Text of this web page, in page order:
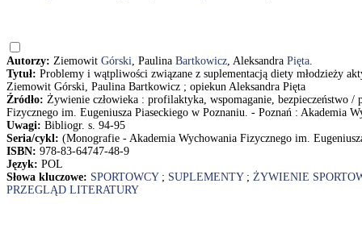
Autorzy: Ziemowit Górski, Paulina Bartkowicz, Aleksandra Pięta.
Tytuł: Problemy i wątpliwości związane z suplementacją diety młodzieży
Ziemowit Górski, Paulina Bartkowicz ; opiekun Aleksandra Pięta
Źródło: Żywienie człowieka : profilaktyka, wspomaganie, bezpieczeństwo
Fizycznego im. Eugeniusza Piaseckiego w Poznaniu. - Poznań : Akademia
Uwagi: Bibliogr. s. 94-95
Seria/cykl: (Monografie - Akademia Wychowania Fizycznego im.
ISBN: 978-83-64747-48-9
Język: POL
Słowa kluczowe: SPORTOWCY; SUPLEMENTY; ŻYWIENIE
PRZEGLĄD LITERATURY